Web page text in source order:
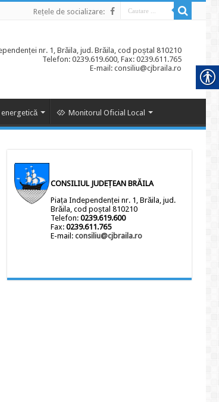
Rețele de socializare:
nr. 1, Brăila, jud. Brăila, cod poștal 810210
Telefon: 0239.619.600, Fax: 0239.611.765
E-mail: consiliu@cjbraila.ro
Monitorul Oficial Local
CONSILIUL JUDEȚEAN BRĂILA
Piața Independenței nr. 1, Brăila, jud.
Brăila, cod poștal 810210
Telefon: 0239.619.600
Fax: 0239.611.765
E-mail: consiliu@cjbraila.ro